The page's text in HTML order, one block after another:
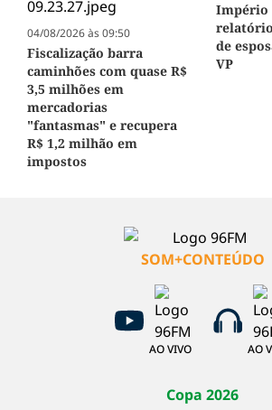
04/08/2026 às 09:50
Fiscalização barra
caminhões com quase R$
3,5 milhões em
mercadorias
"fantasmas" e recupera
R$ 1,2 milhão em
impostos
Império
de
VP
SOM+CONTEÚDO
AO VIVO AO
Copa 2026